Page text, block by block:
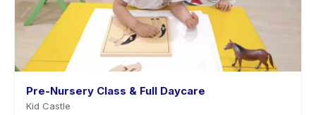
Pre-Nursery Class & Full Daycare
Kid Castle